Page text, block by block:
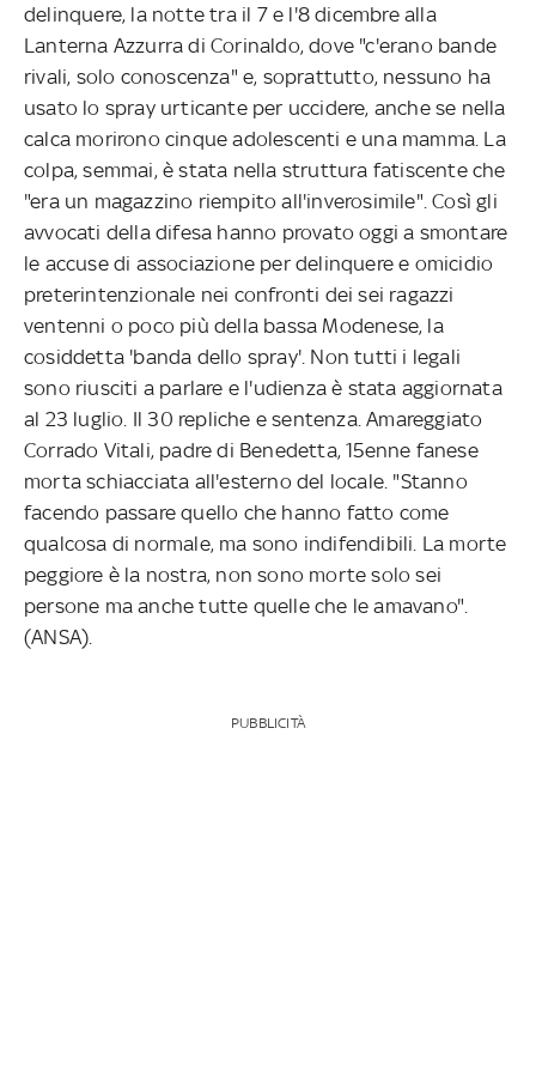
delinquere, la notte tra il 7 e l'8 dicembre alla
Lanterna Azzurra di Corinaldo, dove "c'erano bande
rivali, solo conoscenza" e, soprattutto, nessuno ha
usato lo spray urticante per uccidere, anche se nella
calca morirono cinque adolescenti e una mamma. La
colpa, semmai, è stata nella struttura fatiscente che
"era un magazzino riempito all'inverosimile". Così gli
avvocati della difesa hanno provato oggi a smontare
le accuse di associazione per delinquere e omicidio
preterintenzionale nei confronti dei sei ragazzi
ventenni o poco più della bassa Modenese, la
cosiddetta 'banda dello spray'. Non tutti i legali
sono riusciti a parlare e l'udienza è stata aggiornata
al 23 luglio. Il 30 repliche e sentenza. Amareggiato
Corrado Vitali, padre di Benedetta, 15enne fanese
morta schiacciata all'esterno del locale. "Stanno
facendo passare quello che hanno fatto come
qualcosa di normale, ma sono indifendibili. La morte
peggiore è la nostra, non sono morte solo sei
persone ma anche tutte quelle che le amavano".
(ANSA).
PUBBLICITÀ